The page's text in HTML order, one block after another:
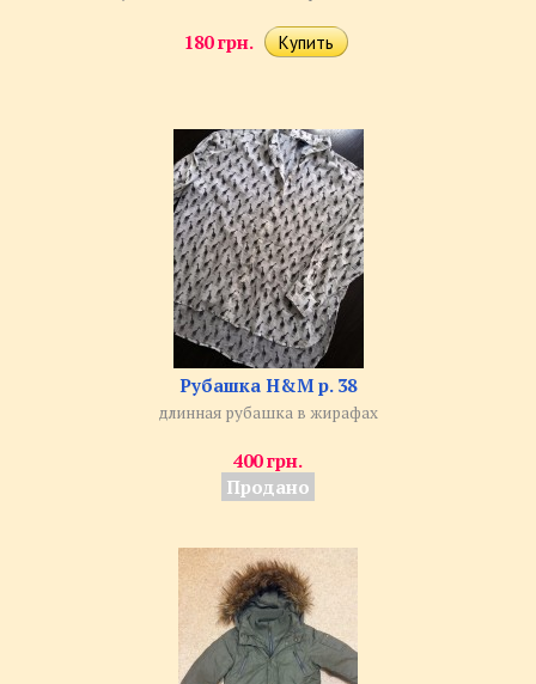
180 грн.
Рубашка H&M р. 38
длинная рубашка в жирафах
400 грн.
Продано